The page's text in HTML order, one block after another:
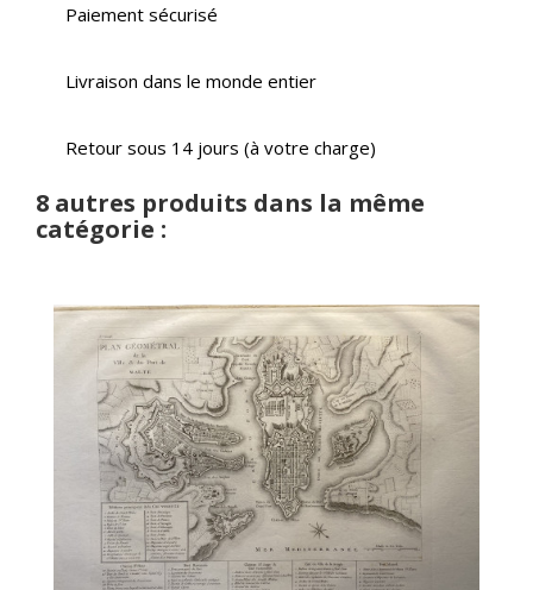
Paiement sécurisé
Livraison dans le monde entier
Retour sous 14 jours (à votre charge)
8 autres produits dans la même
catégorie :